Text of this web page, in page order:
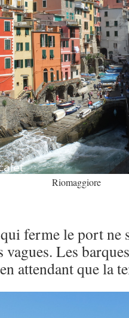
Riomaggiore
ferme le port ne
Les
attendant que la